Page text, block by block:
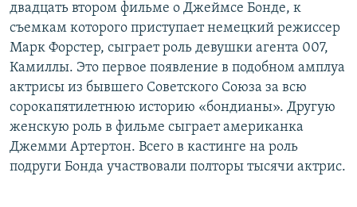
двадцать втором фильме о Джеймсе Бонде, к
съемкам которого приступает немецкий режиссер
Марк Форстер, сыграет роль девушки агента 007,
Камиллы. Это первое появление в подобном амплуа
актрисы из бывшего Советского Союза за всю
сорокапятилетнюю историю «бондианы». Другую
женскую роль в фильме сыграет американка
Джемми Артертон. Всего в кастинге на роль
подруги Бонда участвовали полторы тысячи актрис.